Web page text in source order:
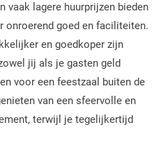
vaak lagere huurprijzen bieden
onroerend goed en faciliteiten.
en goedkoper zijn
jij als je gasten geld
voor een feestzaal buiten de
van een sfeervolle en
terwijl je tegelijkertijd